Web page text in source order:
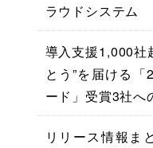
ラウドシステム
導入支援1,000社
とう”を届ける
ード」受賞3社へ
リリース情報ま